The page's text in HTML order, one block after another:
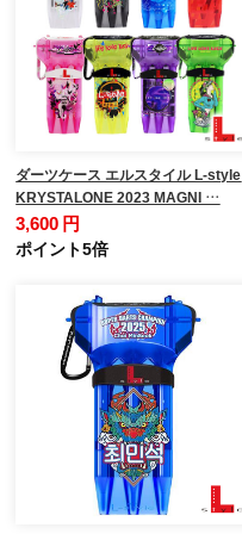
ダーツケース エルスタイル L-style
KRYSTALONE 2023 MAGNI …
3,600 円
ポイント5倍